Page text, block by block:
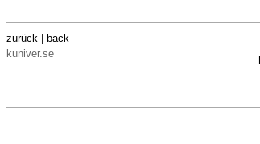
zurück | back
kuniver.se